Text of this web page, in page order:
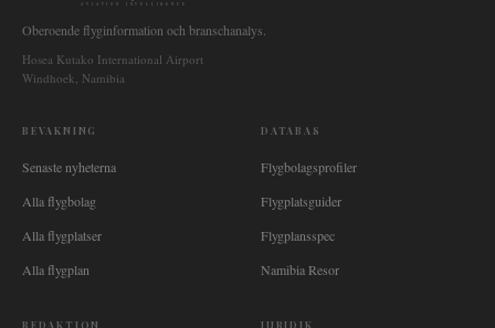
AVIATION INTELLIGENCE
Oberoende flyginformation och branschanalys.
Hosea Kutako International Airport
Windhoek, Namibia
BEVAKNING
Senaste nyheterna
Alla flygbolag
Alla flygplatser
Alla flygplan
DATABAS
Flygbolagsprofiler
Flygplatsguider
Flygplansspec
Namibia Resor
REDAKTION JURIDIK